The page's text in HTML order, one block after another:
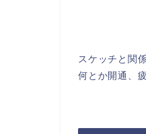
スケッチと関
何とか開通、